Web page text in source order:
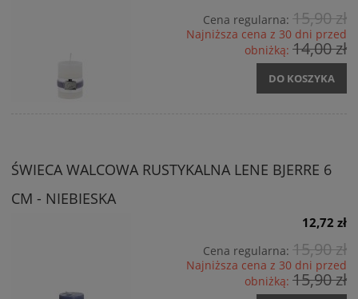
Cena regularna: 15,90 zł
Najniższa cena z 30 dni przed
obniżką: 14,00 zł
DO KOSZYKA
ŚWIECA WALCOWA RUSTYKALNA LENE BJERRE 6
CM - NIEBIESKA
12,72 zł
Cena regularna: 15,90 zł
Najniższa cena z 30 dni przed
obniżką: 15,90 zł